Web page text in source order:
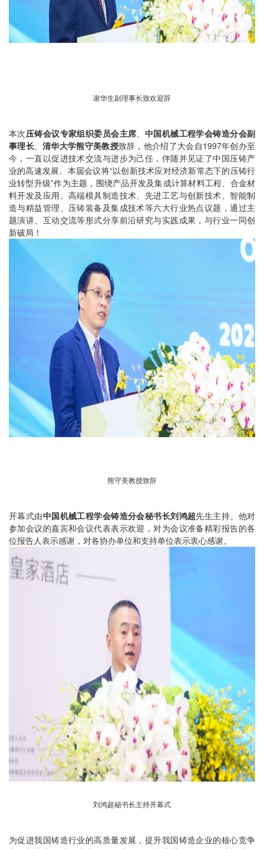
谢华生副理事长致欢迎辞
本次压铸会议专家组织委员会主席、 中国机械工程学会铸造分会副
事理长、清华大学熊守美教授致辞，他介绍了大会自1997年创办至
今，一直以促进技术交流与进步为己任，伴随并见证了中国压铸产
业的高速发展。本届会议将“以创新技术应对经济新常态下的压铸行
业转型升级”作为主题，围绕产品开发及集成计算材料工程、合金材
料开发及应用、高端模具制造技术、先进工艺与创新技术、智能制
造与精益管理、压铸装备及集成技术等六大行业热点议题，通过主
题演讲、互动交流等形式分享前沿研究与实践成果，与行业一同创
新破局！
熊守美教授致辞
开幕式由中国机械工程学会铸造分会秘书长刘鸿超先生主持。他对
参加会议的嘉宾和会议代表表示欢迎，对为会议准备精彩报告的各
位报告人表示感谢，对各协办单位和支持单位表示衷心感谢。
刘鸿超秘书长主持开幕式
为促进我国铸造行业的高质量发展，提升我国铸造企业的核心竞争